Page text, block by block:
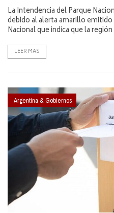
La Intendencia del Parque
debido al alerta amarillo
Nacional que indica que la
LEER MAS
Argentina & Gobiernos